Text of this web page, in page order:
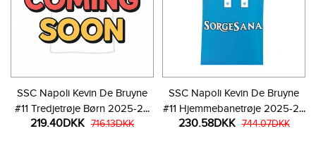
SSC Napoli Kevin De Bruyne
#11 Tredjetrøje Børn 2025-26
Kortærmet (+ Korte bukser)
219.40DKK 716.13DKK
SSC Napoli Kevin De Bruyne
#11 Hjemmebanetrøje 2025-26
Kortærmet
230.58DKK 744.07DKK